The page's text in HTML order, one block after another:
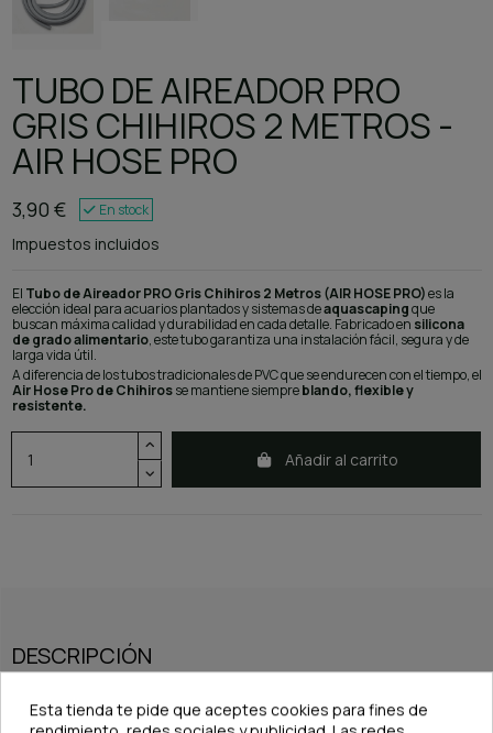
TUBO DE AIREADOR PRO
GRIS CHIHIROS 2 METROS -
AIR HOSE PRO
3,90 € En stock
Impuestos incluidos
El Tubo de Aireador PRO Gris Chihiros 2 Metros (AIR HOSE PRO)es la
elección ideal para acuarios plantados y sistemas deaquascapingque
buscan máxima calidad y durabilidad en cada detalle. Fabricado en silicona
de grado alimentario, este tubo garantiza una instalación fácil, segura y de
larga vida útil.
A diferencia de los tubos tradicionales de PVC que se endurecen con el tiempo, el
Air Hose Pro de Chihirosse mantiene siempreblando, flexible y
resistente.
Añadir al carrito
DESCRIPCIÓN
Características principales:
Esta tienda te pide que aceptes cookies para fines de